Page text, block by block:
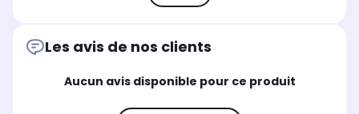
Les avis de nos clients
Aucun avis disponible pour ce produit